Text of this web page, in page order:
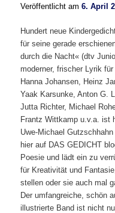
Veröffentlicht am6. April
Hundert neue
für seine gerade
durch die Nacht« (dtv
moderner, frischer Lyrik
Hanna Johansen, Heinz
Yaak Karsunke, Anton G.
Jutta Richter, Michael
Frantz Wittkamp u.v.a. ist
Uwe-Michael
hier auf DAS GEDICHT
Poesie und lädt ein zu
für Kreativität und
stellen oder sie auch mal
Der umfangreiche, schön
illustrierte Band ist nicht